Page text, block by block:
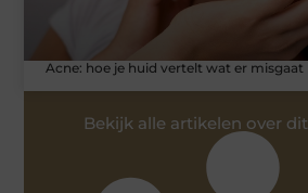
Acne: hoe je huid vertelt wat er misgaat
Bekijk alle artikelen over